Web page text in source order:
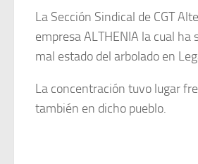
La Sección Sindical de CGT
empresa ALTHENIA la cual
mal estado del arbolado en
La concentración tuvo lugar
también en dicho pueblo.